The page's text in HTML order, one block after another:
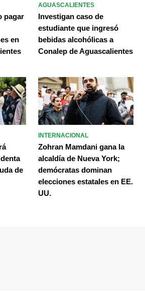
pagar
en
AGUASCALIENTES
Investigan caso de
estudiante que ingresó
bebidas alcohólicas a
Conalep de Aguascalientes
de
INTERNACIONAL
Zohran Mamdani gana la
alcaldía de Nueva York;
demócratas dominan
elecciones estatales en EE.
UU.